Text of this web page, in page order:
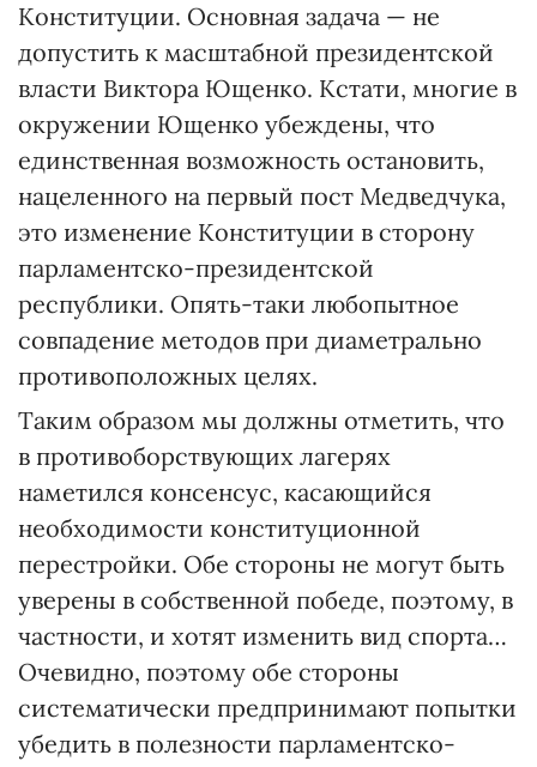
Конституции. Основная задача — не
допустить к масштабной президентской
власти Виктора Ющенко. Кстати, многие в
окружении Ющенко убеждены, что
единственная возможность остановить,
нацеленного на первый пост Медведчука,
это изменение Конституции в сторону
парламентско-президентской
республики. Опять-таки любопытное
совпадение методов при диаметрально
противоположных целях.
Таким образом мы должны отметить, что
в противоборствующих лагерях
наметился консенсус, касающийся
необходимости конституционной
перестройки. Обе стороны не могут быть
уверены в собственной победе, поэтому, в
частности, и хотят изменить вид спорта…
Очевидно, поэтому обе стороны
систематически предпринимают попытки
убедить в полезности парламентско-